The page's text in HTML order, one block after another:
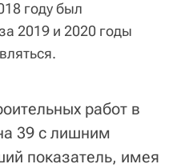
году был
2019 и 2020 годы
работ в
39 с лишним
показатель, имея